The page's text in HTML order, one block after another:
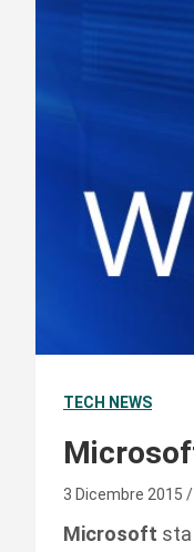
TECH NEWS
3 Dicembre 2015
Microsoft